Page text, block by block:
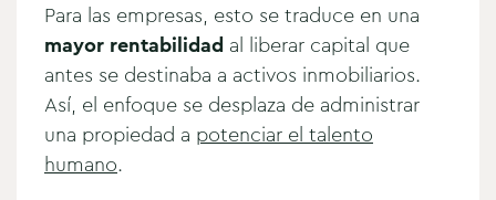
Para las empresas, esto se traduce en una
mayor rentabilidad al liberar capital que
antes se destinaba a activos inmobiliarios.
Así, el enfoque se desplaza de administrar
una propiedad a potenciar el talento
humano.